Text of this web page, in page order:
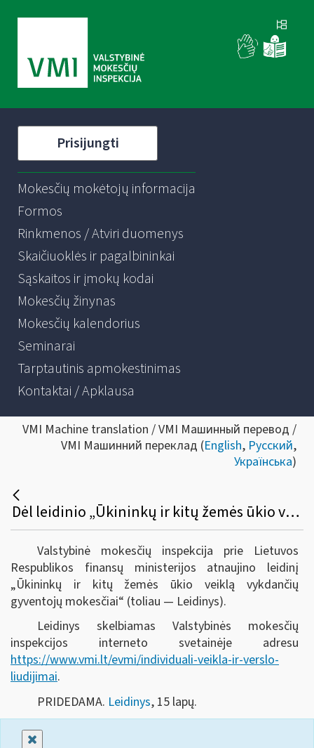
Prisijungti
Mokesčių mokėtojų informacija
Formos
Rinkmenos / Atviri duomenys
Skaičiuoklės ir pagalbininkai
Sąskaitos ir įmokų kodai
Mokesčių žinynas
Mokesčių kalendorius
Seminarai
Tarptautinis apmokestinimas
Kontaktai / Apklausa
VMI Machine translation / VMI Машинный перевод /
VMI Машинний переклад (English, Русский,
Українська)
Dėl leidinio „Ūkininkų ir kitų žemės ūkio veiklą vykdančių gyventojų mokesčiai“ atnaujinimo
Valstybinė mokesčių inspekcija prie Lietuvos
Respublikos finansų ministerijos atnaujino leidinį
„Ūkininkų ir kitų žemės ūkio veiklą vykdančių
gyventojų mokesčiai“ (toliau — Leidinys).
Leidinys skelbiamas Valstybinės mokesčių
inspekcijos interneto svetainėje adresu
https://www.vmi.lt/evmi/individuali-veikla-ir-verslo-
liudijimai.
PRIDEDAMA. Leidinys, 15 lapų.